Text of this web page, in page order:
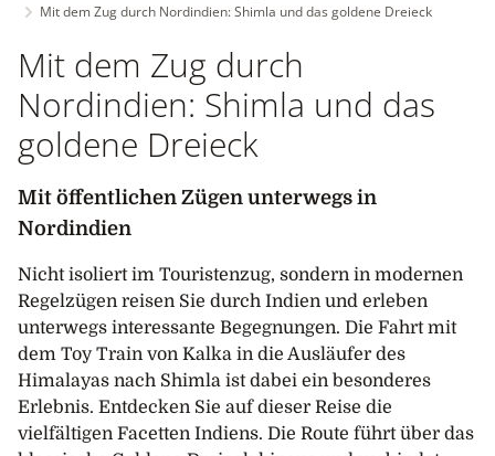
Mit dem Zug durch Nordindien: Shimla und das goldene Dreieck
Mit dem Zug durch
Nordindien: Shimla und das
goldene Dreieck
Mit öffentlichen Zügen unterwegs in
Nordindien
Nicht isoliert im Touristenzug, sondern in modernen
Regelzügen reisen Sie durch Indien und erleben
unterwegs interessante Begegnungen. Die Fahrt mit
dem Toy Train von Kalka in die Ausläufer des
Himalayas nach Shimla ist dabei ein besonderes
Erlebnis. Entdecken Sie auf dieser Reise die
vielfältigen Facetten Indiens. Die Route führt über das